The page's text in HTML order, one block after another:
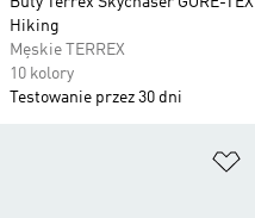
Hiking
Męskie TERREX
10 kolory
Testowanie przez 30 dni